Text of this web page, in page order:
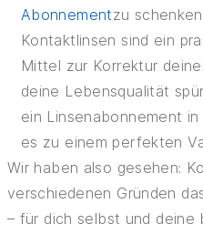
Abonnementzu
Kontaktlinsen sind ein
Mittel zur Korrektur
deine Lebensqualität
ein Linsenabonnement
es zu einem perfekten
Wir haben also gesehen:
verschiedenen Gründen
– für dich selbst und deine